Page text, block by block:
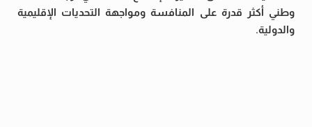
وطني أكثر قدرة على المنافسة ومواجهة التحديات الإقليمية
والدولية.